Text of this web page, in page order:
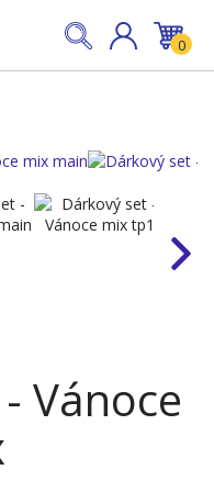
0
Vánoce